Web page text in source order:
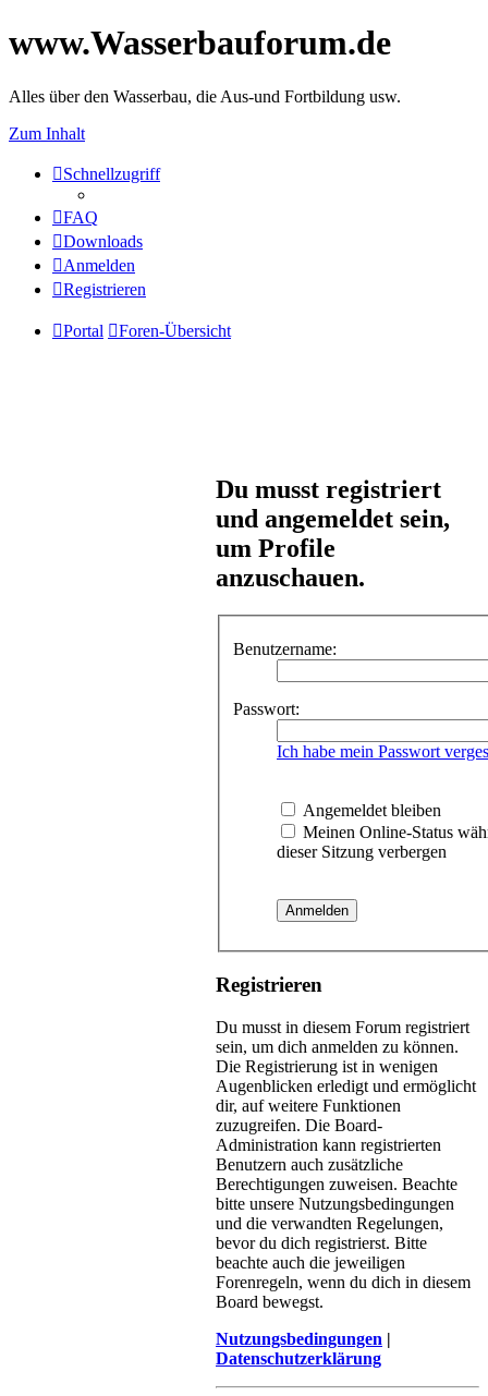
www.Wasserbauforum.de
Alles über den Wasserbau, die Aus-und Fortbildung usw.
Zum Inhalt
Schnellzugriff
FAQ
Downloads
Anmelden
Registrieren
Portal Foren-Übersicht
Du musst registriert
und angemeldet sein,
um Profile
anzuschauen.
Benutzername:
Passwort:
Ich habe mein Passwort
Angemeldet bleiben
Meinen Online-Status
dieser Sitzung verbergen
Registrieren
Du musst in diesem Forum registriert
sein, um dich anmelden zu können.
Die Registrierung ist in wenigen
Augenblicken erledigt und ermöglicht
dir, auf weitere Funktionen
zuzugreifen. Die Board-
Administration kann registrierten
Benutzern auch zusätzliche
Berechtigungen zuweisen. Beachte
bitte unsere Nutzungsbedingungen
und die verwandten Regelungen,
bevor du dich registrierst. Bitte
beachte auch die jeweiligen
Forenregeln, wenn du dich in diesem
Board bewegst.
Nutzungsbedingungen |
Datenschutzerklärung